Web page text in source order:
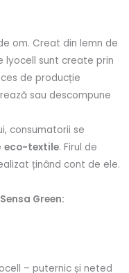
om. Creat din lemn de
lyocell sunt create prin
de producție
sau descompune
consumatorii se
eco-textile. Firul de
ținând cont de ele.
Green:
– puternic și neted